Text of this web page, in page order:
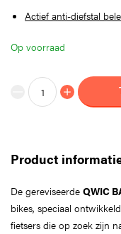
Actief anti-diefstal
Op voorraad
Product
De gereviseerde QWIC
bikes, speciaal
fietsers die op zoek zijn